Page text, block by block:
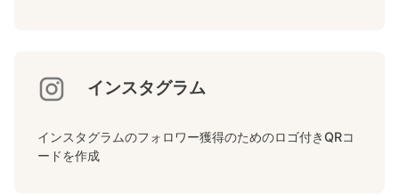
インスタグラム
インスタグラムのフォロワー獲得のためのロゴ付きQRコ
ードを作成